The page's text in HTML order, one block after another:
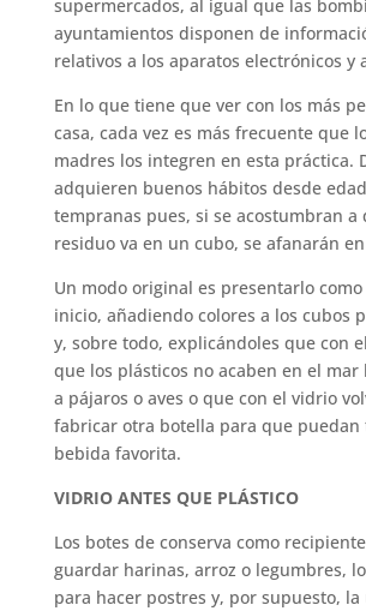
supermercados, al igual que las
ayuntamientos disponen de
relativos a los aparatos electrónicos y
En lo que tiene que ver con los más
casa, cada vez es más frecuente que
madres los integren en esta práctica.
adquieren buenos hábitos desde
tempranas pues, si se acostumbran a
residuo va en un cubo, se afanarán
Un modo original es presentarlo
inicio, añadiendo colores a los cubos
y, sobre todo, explicándoles que con
que los plásticos no acaben en el mar
a pájaros o aves o que con el vidrio
fabricar otra botella para que puedan
bebida favorita.
VIDRIO ANTES QUE PLÁSTICO
Los botes de conserva como
guardar harinas, arroz o legumbres,
para hacer postres y, por supuesto,